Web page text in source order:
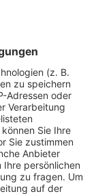
Juni) drei
Dezember
Großmarkt
einem
einer
in einem
Die
darunter
Die
Leverkusen